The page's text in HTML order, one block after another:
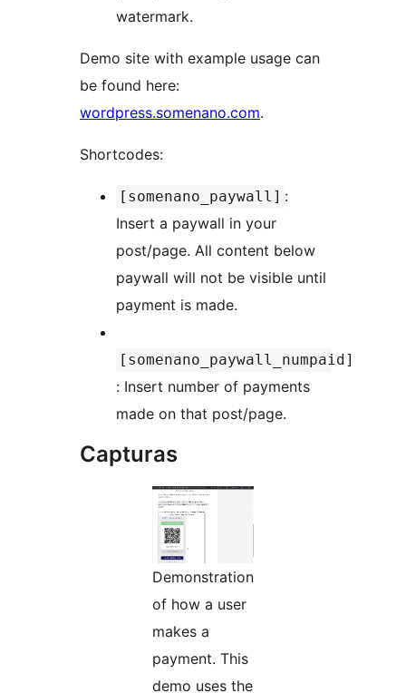
watermark.
Demo site with example usage can
be found here:
wordpress.somenano.com.
Shortcodes:
[somenano_paywall] :
Insert a paywall in your
post/page. All content below
paywall will not be visible until
payment is made.
[somenano_paywall_numpaid]
: Insert number of payments
made on that post/page.
Capturas
Demonstration
of how a user
makes a
payment. This
demo uses the